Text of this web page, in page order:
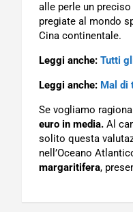
alle perle un
pregiate al mondo
Cina continentale.
Leggi anche: Tutti
Leggi anche: Mal di
Se vogliamo
euro in media. Al
solito questa
nell’Oceano
margaritifera,